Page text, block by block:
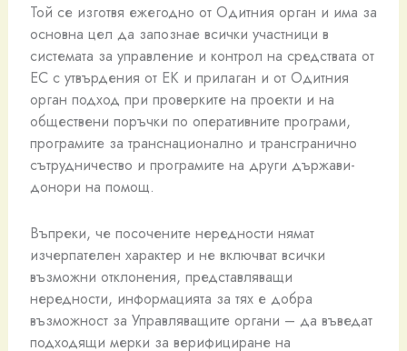
Той се изготвя ежегодно от Одитния орган и има за
основна цел да запознае всички участници в
системата за управление и контрол на средствата от
ЕС с утвърдения от ЕК и прилаган и от Одитния
орган подход при проверките на проекти и на
обществени поръчки по оперативните програми,
програмите за транснационално и трансгранично
сътрудничество и програмите на други държави-
донори на помощ.
Въпреки, че посочените нередности нямат
изчерпателен характер и не включват всички
възможни отклонения, представляващи
нередности, информацията за тях е добра
възможност за Управляващите органи – да въведат
подходящи мерки за верифициране на